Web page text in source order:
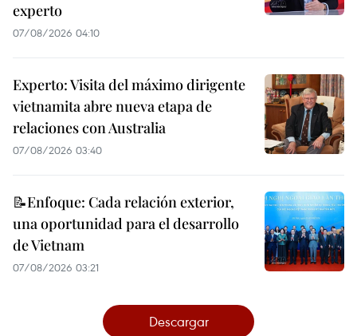
experto
07/08/2026 04:10
Experto: Visita del máximo dirigente
vietnamita abre nueva etapa de
relaciones con Australia
07/08/2026 03:40
📝Enfoque: Cada relación exterior,
una oportunidad para el desarrollo
de Vietnam
07/08/2026 03:21
Descargar